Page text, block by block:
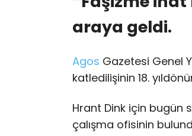
araya geldi.
Agos Gazetesi Genel
katledilişinin 18.
Hrant Dink için bugün
çalışma ofisinin